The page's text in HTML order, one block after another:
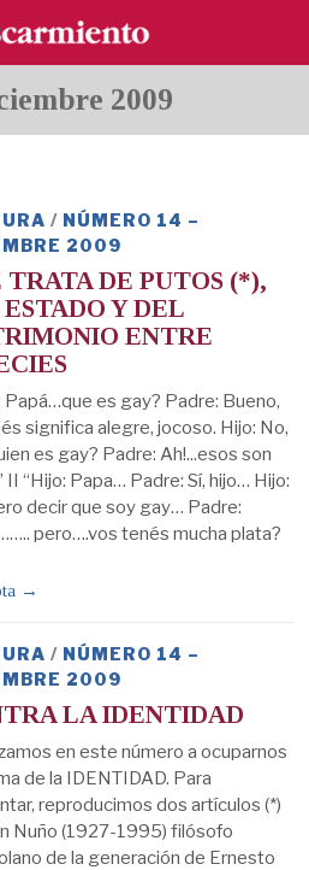
2009
/ NÚMERO 14 –
2009
TRATA DE PUTOS (*),
Y DEL
ENTRE
Papá…que es gay? Padre: Bueno,
significa alegre, jocoso. Hijo: No,
es gay? Padre: Ah!...esos son
II “Hijo: Papa… Padre: Sí, hijo… Hijo:
decir que soy gay… Padre:
pero….vos tenés mucha plata?
→
/ NÚMERO 14 –
2009
LA IDENTIDAD
en este número a ocuparnos
de la IDENTIDAD. Para
reproducimos dos artículos (*)
Nuño (1927-1995) filósofo
de la generación de Ernesto